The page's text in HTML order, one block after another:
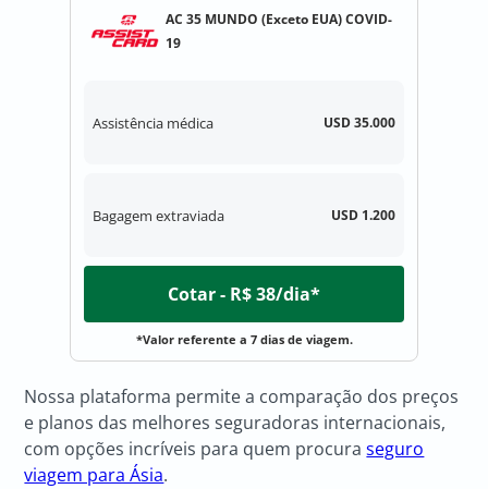
AC 35 MUNDO (Exceto EUA) COVID-
19
Assistência médica USD 35.000
Bagagem extraviada USD 1.200
Cotar - R$ 38/dia*
*Valor referente a 7 dias de viagem.
Nossa plataforma permite a comparação dos preços
e planos das melhores seguradoras internacionais,
com opções incríveis para quem procuraseguro
viagem para Ásia.